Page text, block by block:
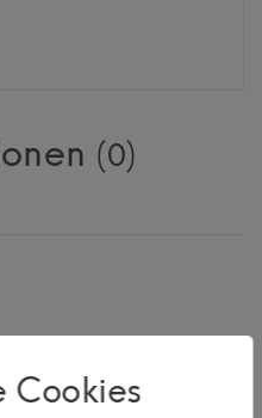
(0)
Cookies